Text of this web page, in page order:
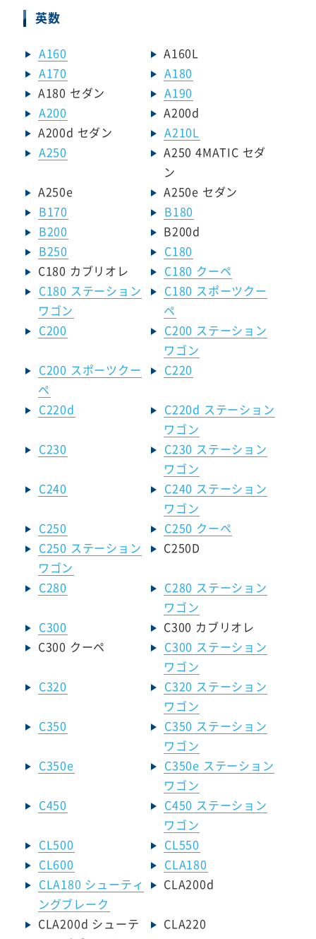
英数
A160
A160L
A170
A180
A180 セダン
A190
A200
A200d
A200d セダン
A210L
A250
A250 4MATIC セダ
ン
A250e
A250e セダン
B170
B180
B200
B200d
B250
C180
C180 カブリオレ
C180 クーペ
C180 ステーション
ワゴン
C180 スポーツクー
ペ
C200
C200 ステーション
ワゴン
C200 スポーツクー
ペ
C220
C220d
C220d ステーション
ワゴン
C230
C230 ステーション
ワゴン
C240
C240 ステーション
ワゴン
C250
C250 クーペ
C250 ステーション
ワゴン
C250D
C280
C280 ステーション
ワゴン
C300
C300 カブリオレ
C300 クーペ
C300 ステーション
ワゴン
C320
C320 ステーション
ワゴン
C350
C350 ステーション
ワゴン
C350e
C350e ステーション
ワゴン
C450
C450 ステーション
ワゴン
CL500
CL550
CL600
CLA180
CLA180 シューティ
ングブレーク
CLA200d
CLA200d シューテ
CLA220